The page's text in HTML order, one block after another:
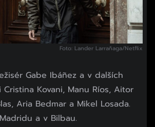
Foto: Lander Larraňaga/Netflix
Gabe Ibáñez a v dalších
Kovani, Manu Ríos, Aitor
Aria Bedmar a Mikel Losada.
a v Bilbau.